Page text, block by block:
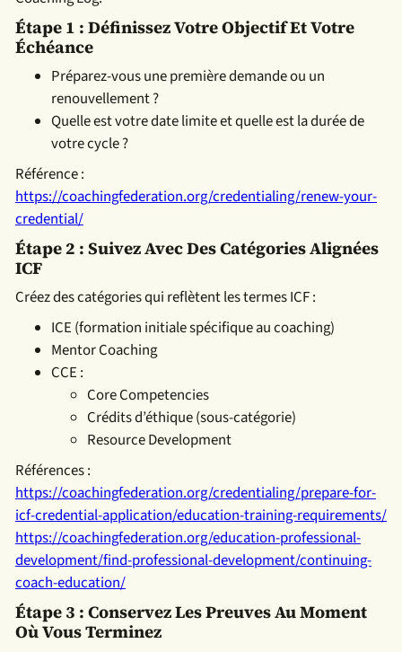
Étape 1 : Définissez Votre Objectif Et Votre
Échéance
Préparez-vous une première demande ou un
renouvellement ?
Quelle est votre date limite et quelle est la durée de
votre cycle ?
Référence :
https://coachingfederation.org/credentialing/renew-your-
credential/
Étape 2 : Suivez Avec Des Catégories Alignées
ICF
Créez des catégories qui reflètent les termes ICF :
ICE (formation initiale spécifique au coaching)
Mentor Coaching
CCE :
Core Competencies
Crédits d’éthique (sous-catégorie)
Resource Development
Références :
https://coachingfederation.org/credentialing/prepare-for-
icf-credential-application/education-training-requirements/
https://coachingfederation.org/education-professional-
development/find-professional-development/continuing-
coach-education/
Étape 3 : Conservez Les Preuves Au Moment
Où Vous Terminez